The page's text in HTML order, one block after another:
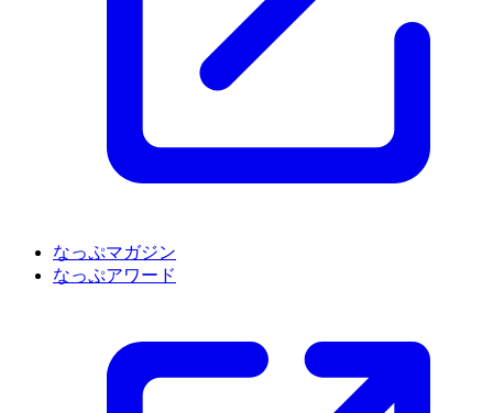
なっぷマガジン
なっぷアワード